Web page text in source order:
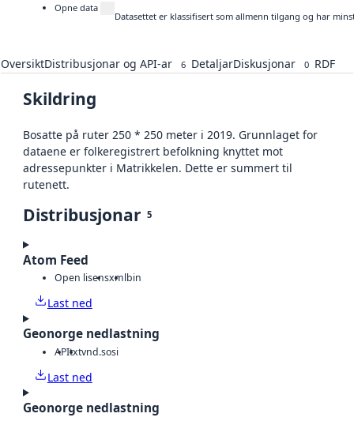
Opne data
Datasettet er klassifisert som allmenn tilgang og har
OversiktDistribusjonar og API-ar 6 DetaljarDiskusjonar 0 RDF
Skildring
Bosatte på ruter 250 * 250 meter i 2019. Grunnlaget for
dataene er folkeregistrert befolkning knyttet mot
adressepunkter i Matrikkelen. Dette er summert til
rutenett.
Distribusjonar 5
Atom Feed
Open lisensxmlbin
Last ned
Geonorge nedlastning
APItxtvnd.sosi
Last ned
Geonorge nedlastning